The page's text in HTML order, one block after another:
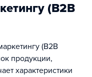
(B2B
(В2В
продукции,
характеристики